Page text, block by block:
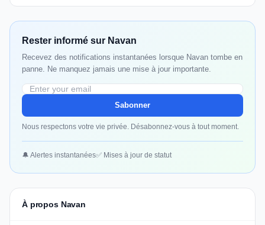
Rester informé sur Navan
Recevez des notifications instantanées lorsque Navan tombe en
panne. Ne manquez jamais une mise à jour importante.
Sabonner
Nous respectons votre vie privée. Désabonnez-vous à tout moment.
🔔 Alertes instantanées✅ Mises à jour de statut
À propos Navan